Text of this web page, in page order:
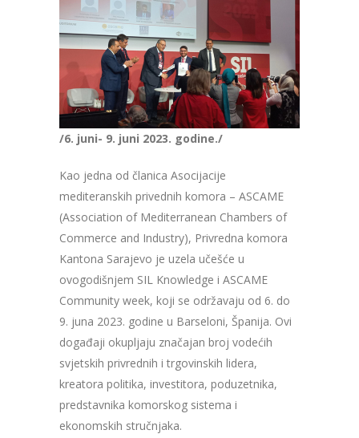
/6. juni- 9. juni 2023. godine./
Kao jedna od članica Asocijacije
mediteranskih privednih komora – ASCAME
(Association of Mediterranean Chambers of
Commerce and Industry), Privredna komora
Kantona Sarajevo je uzela učešće u
ovogodišnjem SIL Knowledge i ASCAME
Community week, koji se održavaju od 6. do
9. juna 2023. godine u Barseloni, Španija. Ovi
događaji okupljaju značajan broj vodećih
svjetskih privrednih i trgovinskih lidera,
kreatora politika, investitora, poduzetnika,
predstavnika komorskog sistema i
ekonomskih stručnjaka.